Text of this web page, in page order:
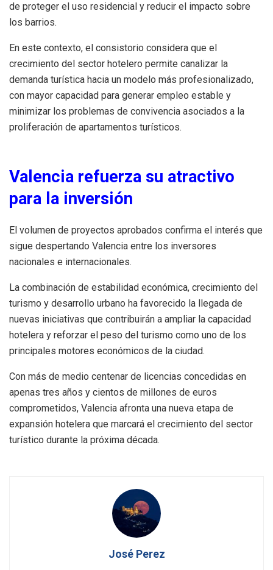
de proteger el uso residencial y reducir el impacto sobre
los barrios.
En este contexto, el consistorio considera que el
crecimiento del sector hotelero permite canalizar la
demanda turística hacia un modelo más profesionalizado,
con mayor capacidad para generar empleo estable y
minimizar los problemas de convivencia asociados a la
proliferación de apartamentos turísticos.
Valencia refuerza su atractivo
para la inversión
El volumen de proyectos aprobados confirma el interés que
sigue despertando Valencia entre los inversores
nacionales e internacionales.
La combinación de estabilidad económica, crecimiento del
turismo y desarrollo urbano ha favorecido la llegada de
nuevas iniciativas que contribuirán a ampliar la capacidad
hotelera y reforzar el peso del turismo como uno de los
principales motores económicos de la ciudad.
Con más de medio centenar de licencias concedidas en
apenas tres años y cientos de millones de euros
comprometidos, Valencia afronta una nueva etapa de
expansión hotelera que marcará el crecimiento del sector
turístico durante la próxima década.
José Perez